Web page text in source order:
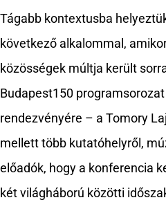
Tágabb kontextusba
következő alkalommal,
közösségek múltja került
Budapest150
rendezvényére – a Tomory
mellett több kutatóhelyről,
előadók, hogy a konferencia
két világháború közötti